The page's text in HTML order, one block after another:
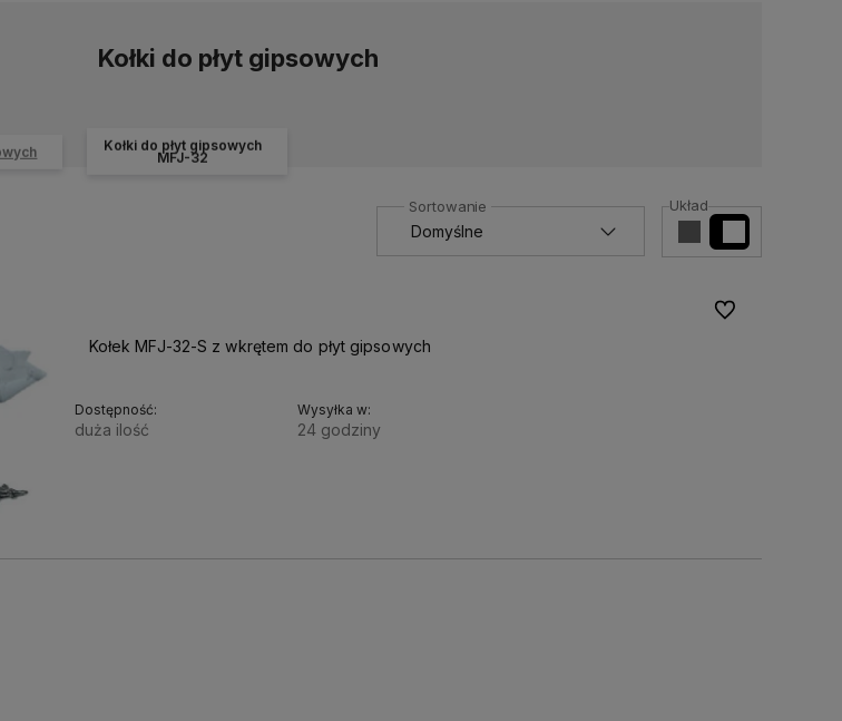
Kołki do płyt gipsowych
Kołki do płyt gipsowych
MFJ-32
Układ
Kołek MFJ-32-S z wkrętem do płyt gipsowych
Dostępność:
duża ilość
Wysyłka w:
24 godziny
Do ulubionych